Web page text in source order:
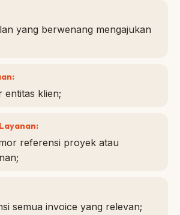
yang berwenang mengajukan
entitas klien;
referensi proyek atau
semua invoice yang relevan;